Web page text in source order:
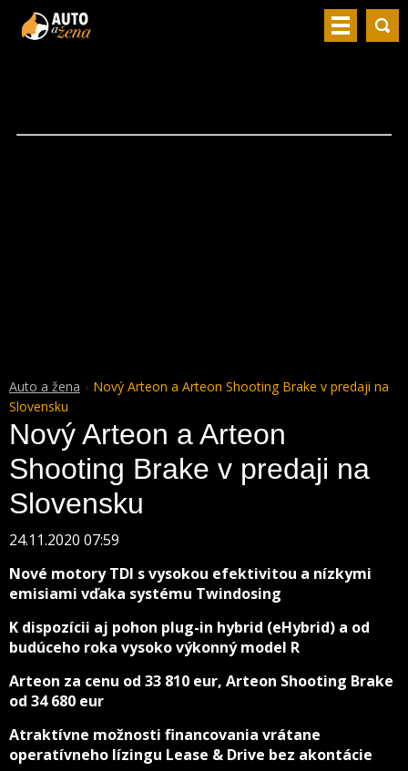
Auto a žena
Nový Arteon a Arteon Shooting Brake v predaji na
Slovensku
Nový Arteon a Arteon
Shooting Brake v predaji na
Slovensku
24.11.2020 07:59
Nové motory TDI s vysokou efektivitou a nízkymi
emisiami vďaka systému Twindosing
K dispozícii aj pohon plug-in hybrid (eHybrid) a od
budúceho roka vysoko výkonný model R
Arteon za cenu od 33 810 eur, Arteon Shooting Brake
od 34 680 eur
Atraktívne možnosti financovania vrátane
operatívneho lízingu Lease & Drive bez akontácie